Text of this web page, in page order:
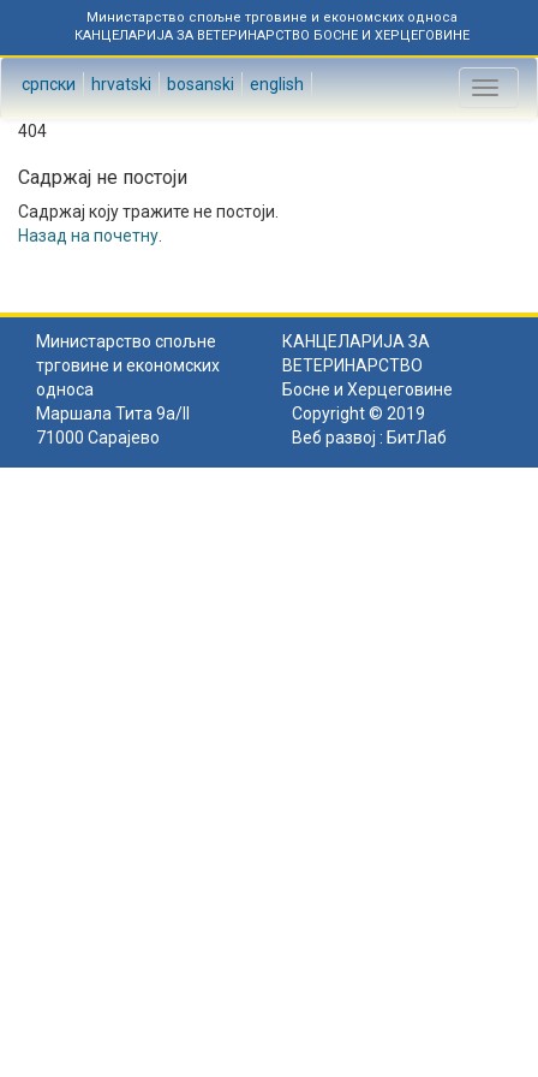
Министарство спољне трговине и економских односа
КАНЦЕЛАРИЈА ЗА ВЕТЕРИНАРСТВО БОСНЕ И ХЕРЦЕГОВИНЕ
српски hrvatski bosanski english
Toggle
404
Садржај не постоји
Садржај коју тражите не постоји.
Назад на почетну
Министарство спољне
трговине и економских
односа
КАНЦЕЛАРИЈА ЗА
ВЕТЕРИНАРСТВО
Босне и Херцеговине
Маршала Тита 9а/II
71000 Сарајево
Copyright © 2019
Веб развој : БитЛаб